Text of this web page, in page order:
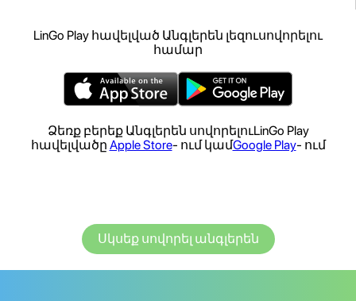
LinGo Play հավելված Անգլերեն լեզուսովորելու
համար
Ձեռք բերեք Անգլերեն սովորելուLinGo Play
հավելվածը Apple Store- ում կամGoogle Play- ում
Սկսեք սովորել անգլերեն